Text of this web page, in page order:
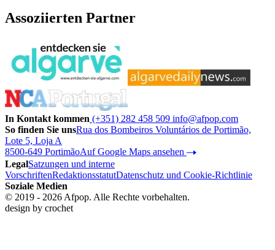
Assoziierten Partner
In Kontakt kommen (+351) 282 458 509 info@afpop.com
So finden Sie unsRua dos Bombeiros Voluntários de Portimão,
Lote 5, Loja A
8500-649 PortimãoAuf Google Maps ansehen
LegalSatzungen und interne
VorschriftenRedaktionsstatutDatenschutz und Cookie-Richtlinie
Soziale Medien
© 2019 - 2026 Afpop. Alle Rechte vorbehalten.
design by crochet